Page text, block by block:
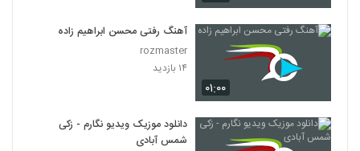
۰۱:۰۰
آهنگ رفتی محسن ابراهیم زاده
rozmaster
۱۴ بازدید
دانلود موزیک ویدیو نگارم - زکی
شمس آبادی